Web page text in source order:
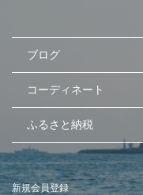
ブログ
コーディネート
ふるさと納税
新規会員登録